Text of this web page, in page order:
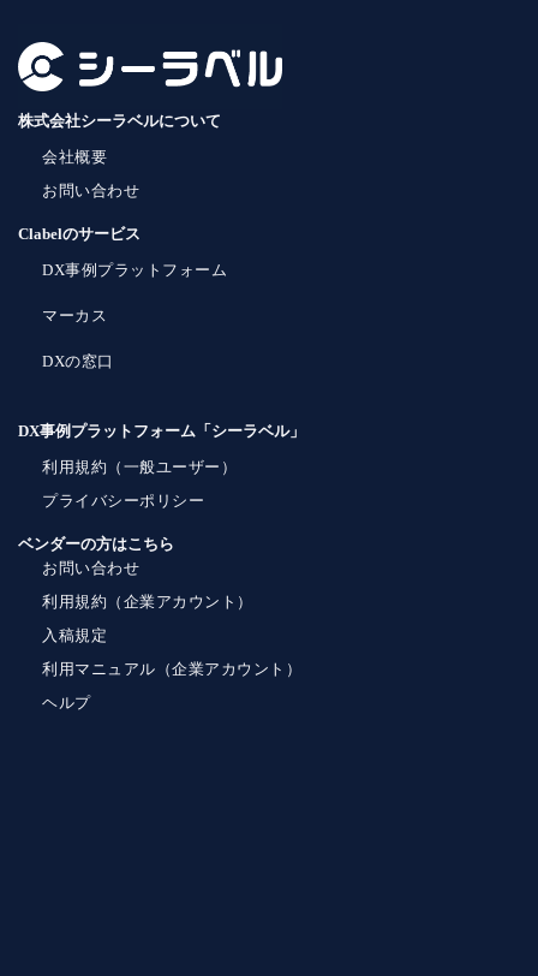
株式会社シーラベルについて
会社概要
お問い合わせ
Clabelのサービス
DX事例プラットフォーム
マーカス
DXの窓口
DX事例プラットフォーム「シーラベル」
利用規約（一般ユーザー）
プライバシーポリシー
ベンダーの方はこちら
お問い合わせ
利用規約（企業アカウント）
入稿規定
利用マニュアル（企業アカウント）
ヘルプ